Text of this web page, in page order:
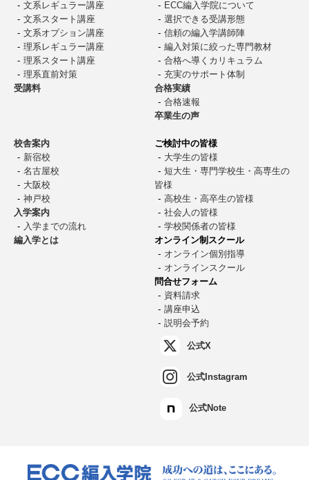
⽂系レギュラー講座
⽂系スタート講座
⽂系オプション講座
理系レギュラー講座
理系スタート講座
理系直前対策
受講料
ECC編入学院について
選択できる受講形態
信頼の編入学講師陣
編入対策に絞った専門教材
合格へ導くカリキュラム
充実のサポート体制
合格実績
合格速報
卒業生の声
校舎案内
新宿校
名古屋校
大阪校
神戸校
入学案内
入学までの流れ
編入学とは
ご検討中の皆様
大学生の皆様
短大生・専門学校生・高専生の
皆様
高校生・高卒生の皆様
社会人の皆様
学校関係者の皆様
オンライン制スクール
オンライン個別指導
オンラインスクール
問合せフォーム
資料請求
講座申込
説明会予約
公式X
公式Instagram
公式Note